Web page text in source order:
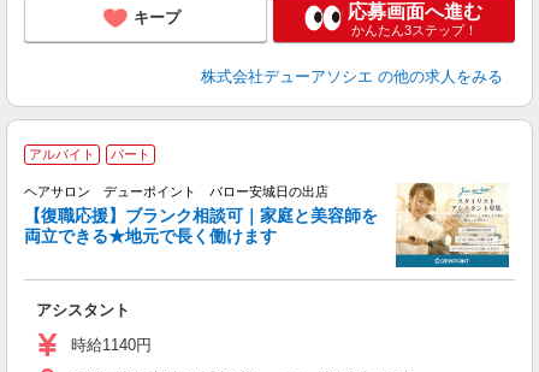
キープ 応募画面へ進む
かんたん3ステップ！
株式会社デューアソシエ の他の求人をみる
アルバイト パート
ヘアサロン デューポイント バロー安城日の出店
【復職応援】ブランク相談可｜家庭と美容師を
両立できる★地元で長く働けます
アシスタント
時給1140円